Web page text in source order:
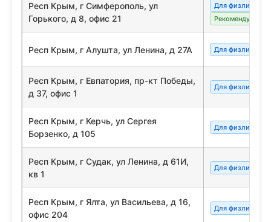
Респ Крым, г Симферополь, ул
Горького, д 8, офис 21
Для физлиц/
Рекомендуемый
Респ Крым, г Алушта, ул Ленина, д 27А Для физлиц/
Респ Крым, г Евпатория, пр-кт Победы,
д 37, офис 1
Для физлиц/
Респ Крым, г Керчь, ул Сергея
Борзенко, д 105
Для физлиц/
Респ Крым, г Судак, ул Ленина, д 61И,
кв 1
Для физлиц/
Респ Крым, г Ялта, ул Васильева, д 16,
офис 204
Для физлиц/